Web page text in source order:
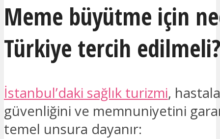
Meme büyütme için
Türkiye tercih
İstanbul’daki sağlık turizmi,
güvenliğini ve memnuniyetini
temel unsura dayanır: